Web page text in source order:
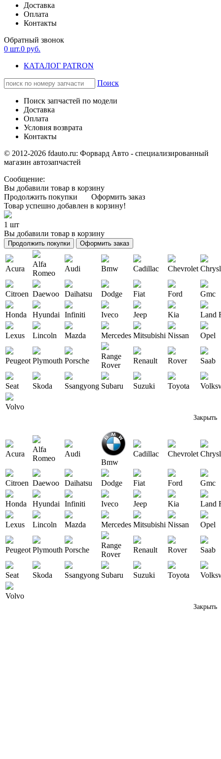
Доставка
Оплата
Контакты
Обратный звонок
0 шт.0 руб.
КАТАЛОГ PATRON
Поиск
Поиск запчастей по модели
Доставка
Оплата
Условия возврата
Контакты
© 2012-2026 fdauto.ru: Форвард Авто - специализированный
магазин автозапчастей
Сообщение:
Вы добавили товар в корзину
Продолжить покупки
Оформить заказ
Товар успешно добавлен в корзину!
1 шт
Вы добавили товар в корзину
Продолжить покупки Оформить заказ
Acura
Alfa
Romeo
Audi Bmw Cadillac Chevrolet
Citroen Daewoo Daihatsu Dodge Fiat Ford Gmc
Honda Hyundai Infiniti Iveco Jeep Kia Land
Lexus Lincoln Mazda Mercedes Mitsubishi Nissan Opel
Peugeot Plymouth Porsche
Range
Rover
Renault Rover Saab
Seat Skoda Ssangyong Subaru Suzuki Toyota
Volvo
Закрыть
Acura
Alfa
Romeo
Audi
Bmw
Cadillac Chevrolet
Citroen Daewoo Daihatsu Dodge Fiat Ford Gmc
Honda Hyundai Infiniti Iveco Jeep Kia Land
Lexus Lincoln Mazda Mercedes Mitsubishi Nissan Opel
Peugeot Plymouth Porsche
Range
Rover
Renault Rover Saab
Seat Skoda Ssangyong Subaru Suzuki Toyota
Volvo
Закрыть